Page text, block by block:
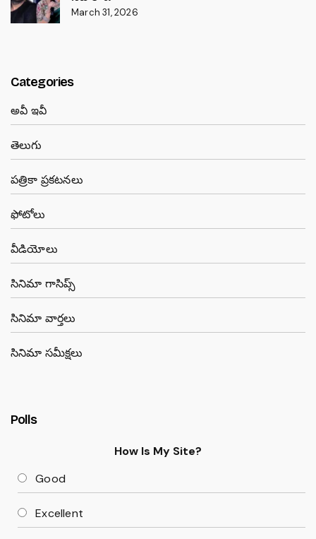
March 31, 2026
Categories
అవీ ఇవీ
తెలుగు
పత్రికా ప్రకటనలు
ఫోటోలు
వీడియోలు
సినిమా గాసిప్స్
సినిమా వార్తలు
సినిమా సమీక్షలు
Polls
How Is My Site?
Good
Excellent